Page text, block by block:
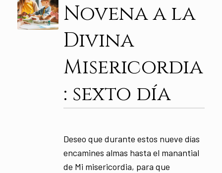
Novena a la
Divina
Misericordia
: sexto día
Deseo que durante estos nueve días
encamines almas hasta el manantial
de Mi misericordia, para que